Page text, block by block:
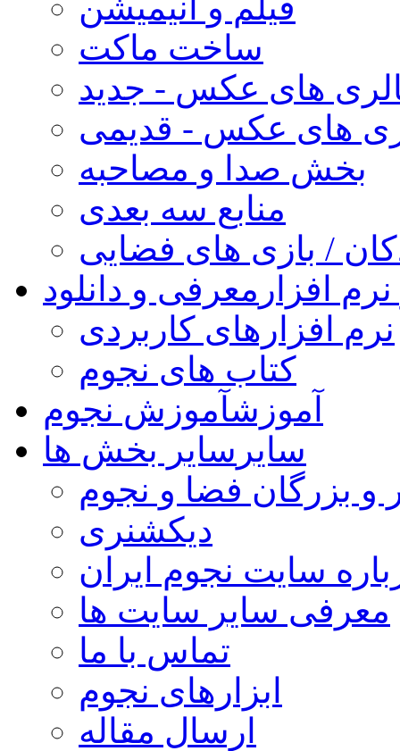
ساخت ماکت
های عکس - جدید
های عکس - قدیمی
بخش صدا و مصاحبه
منابع سه بعدی
/ بازی های فضایی
افزار معرفی و دانلود
نرم افزارهای کاربردی
کتاب های نجوم
آموزشآموزش نجوم
سایر سایر بخش ها
و بزرگان فضا و نجوم
دیکشنری
سایت نجوم ایران
معرفی سایر سایت ها
تماس با ما
ابزارهای نجوم
ارسال مقاله